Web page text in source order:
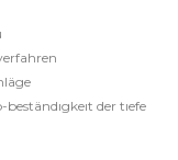
der tıefe